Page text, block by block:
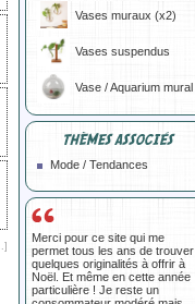
]
Vases muraux (x2)
Vases suspendus
Vase / Aquarium mural
THÈMES ASSOCIÉS
Mode / Tendances
Merci pour ce site qui me
permet tous les ans de trouver
quelques originalités à offrir à
Noël. Et même en cette année
particulière ! Je reste un